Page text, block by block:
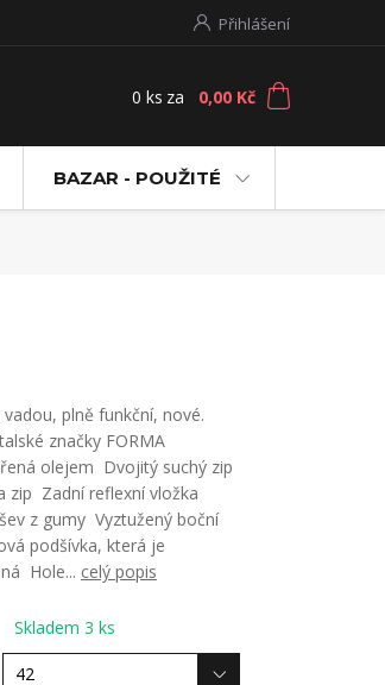
Přihlášení
0 ks za 0,00 Kč
BAZAR - POUŽITÉ
plně funkční, nové.
značky FORMA
olejem Dvojitý suchý zip
zip Zadní reflexní vložka
z gumy Vyztužený boční
podšívka, která je
Hole... celý popis
Skladem 3 ks